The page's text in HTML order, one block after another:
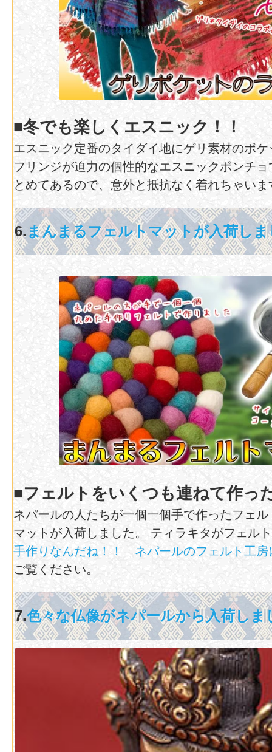
■冬でも楽しくエスニック！！
エスニック定番のタイダイ地にゲリ素材のポ
フリンジが迫力の個性的なエスニックポンチ
とめてあるので、意外と抵抗なく着れちゃいま
6.まんまるフェルトマットが入荷し
■フェルトをいくつも連ねて作っ
ネパールの人たちが一個一個手で作ったフェ
マットが入荷しました。 ティラキタがフェル
手作りなんだね！！ ネパールのフェルト工
ご覧ください。
7.色々な仏像がネパールから入荷しま